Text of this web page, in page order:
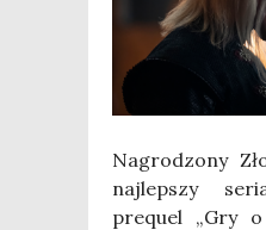
Nagro­dzo­ny
naj­lep­szy
pre­qu­el „Gry